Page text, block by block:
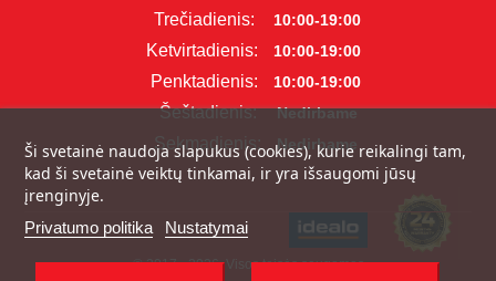
Trečiadienis: 10:00-19:00
Ketvirtadienis: 10:00-19:00
Penktadienis: 10:00-19:00
Šeštadienis: Nedirbame
Sekmadienis: Nedirbame
Ši svetainė naudoja slapukus (cookies), kurie reikalingi tam,
kad ši svetainė veiktų tinkamai, ir yra išsaugomi jūsų
įrenginyje.
Privatumo politika Nustatymai
© 2017 - 2026, Visos teisės saugomos